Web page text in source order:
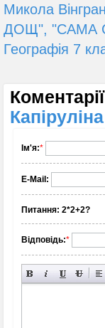
Микола
ДОЩ", "САМА
Географія 7
Ім'я:*
E-Mail:
Питання: 2*2+2?
Відповідь:*